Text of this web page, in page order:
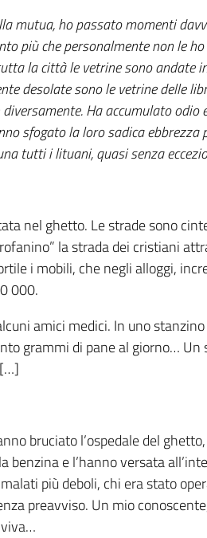
mutua, ho passato momenti
più che personalmente non le
la città le vetrine sono
desolate sono le vetrine delle
diversamente. Ha accumulato
sfogato la loro sadica
tutti i lituani, quasi senza
nel ghetto. Le strade sono
la strada dei cristiani
i mobili, che negli alloggi,
000.
amici medici. In uno
grammi di pane al giorno…
bruciato l’ospedale del
benzina e l’hanno versata
più deboli, chi era stato
preavviso. Un mio